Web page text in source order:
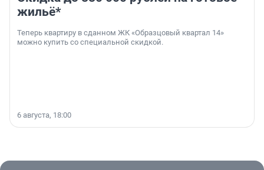
жильё*
Теперь квартиру в сданном ЖК «Образцовый квартал 14»
можно купить со специальной скидкой.
6 августа, 18:00